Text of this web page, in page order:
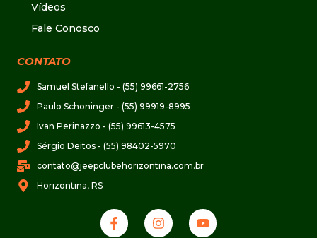
Vídeos
Fale Conosco
CONTATO
Samuel Stefanello - (55) 99661-2756
Paulo Schoninger - (55) 99919-8995
Ivan Perinazzo - (55) 99613-4575
Sérgio Deitos - (55) 98402-5970
contato@jeepclubehorizontina.com.br
Horizontina, RS